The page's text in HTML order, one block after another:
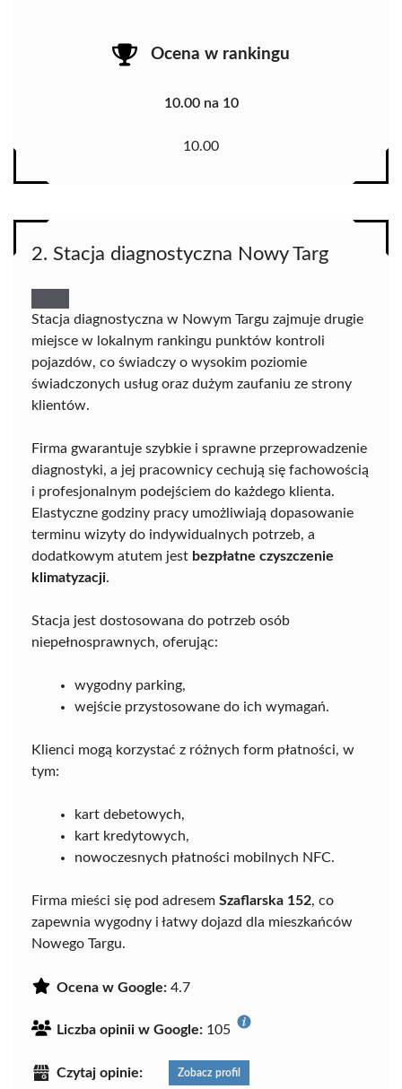
Ocena w rankingu
10.00 na 10
10.00
2. Stacja diagnostyczna Nowy Targ
Stacja diagnostyczna w Nowym Targu zajmuje drugie
miejsce w lokalnym rankingu punktów kontroli
pojazdów, co świadczy o wysokim poziomie
świadczonych usług oraz dużym zaufaniu ze strony
klientów.
Firma gwarantuje szybkie i sprawne przeprowadzenie
diagnostyki, a jej pracownicy cechują się fachowością
i profesjonalnym podejściem do każdego klienta.
Elastyczne godziny pracy umożliwiają dopasowanie
terminu wizyty do indywidualnych potrzeb, a
dodatkowym atutem jest bezpłatne czyszczenie
klimatyzacji.
Stacja jest dostosowana do potrzeb osób
niepełnosprawnych, oferując:
wygodny parking,
wejście przystosowane do ich wymagań.
Klienci mogą korzystać z różnych form płatności, w
tym:
kart debetowych,
kart kredytowych,
nowoczesnych płatności mobilnych NFC.
Firma mieści się pod adresem Szaflarska 152, co
zapewnia wygodny i łatwy dojazd dla mieszkańców
Nowego Targu.
Ocena w Google: 4.7
Liczba opinii w Google: 105
Czytaj opinie: Zobacz profil